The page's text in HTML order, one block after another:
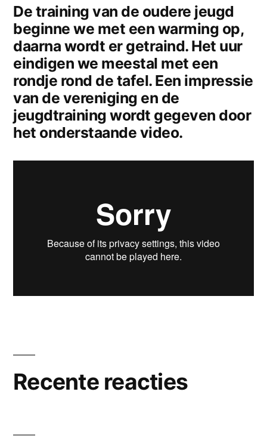
De training van de oudere jeugd
beginne we met een warming op,
daarna wordt er getraind. Het uur
eindigen we meestal met een
rondje rond de tafel. Een impressie
van de vereniging en de
jeugdtraining wordt gegeven door
het onderstaande video.
Recente reacties